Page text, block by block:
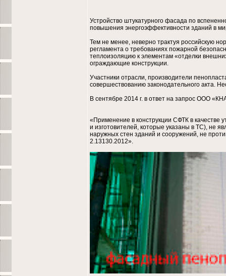
Устройство штукатурного фасада по
повышения энергоэффективности зданий в
Тем не менее, неверно трактуя российскую
регламента о требованиях пожарной
теплоизоляцию к элементам «отделки
ограждающие конструкции.
Участники отрасли, производители
совершествованию законодательного акта.
В сентябре 2014 г. в ответ на запрос ООО
«Применение в конструкции СФТК в качестве
и изготовителей, которые указаны в ТС), не
наружных стен зданий и сооружений, не
2.13130.2012».